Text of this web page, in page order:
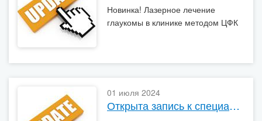
Новинка! Лазерное лечение
глаукомы в клинике методом ЦФК
01 июля 2024
Открыта запись к специалистам 10, 17, 24 августа 2024 г.